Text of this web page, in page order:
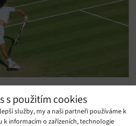
s použitím cookies
služby, my a naši partneři používáme k
informacím o zařízeních, technologie
záběry z ročníku, který
onemocnění Covid-19 ochuzen o